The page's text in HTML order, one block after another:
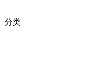
分类